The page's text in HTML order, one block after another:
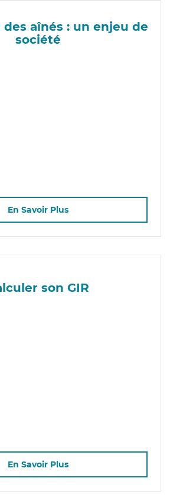
aînés : un enjeu de
société
En Savoir Plus
son GIR
En Savoir Plus